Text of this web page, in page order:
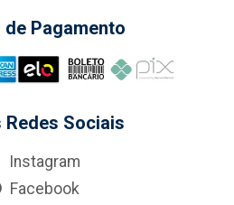
de Pagamento
Redes Sociais
Instagram
Facebook